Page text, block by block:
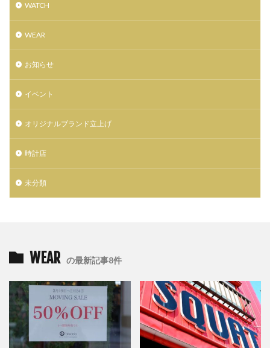
WATCH
WEAR
お知らせ
イベント
オリジナルブランド立上げ
時計店
未分類
WEAR の最新記事8件